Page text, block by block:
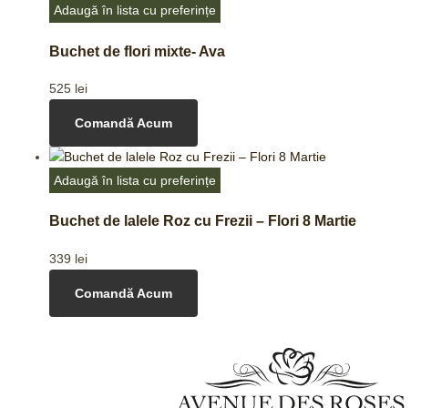
Adaugă în lista cu preferințe
Buchet de flori mixte- Ava
525 lei
Comandă Acum
Adaugă în lista cu preferințe
Buchet de lalele Roz cu Frezii – Flori 8 Martie
339 lei
Comandă Acum